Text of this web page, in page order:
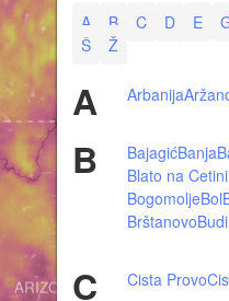
A B C D E
Š
Ž
A Arbanija
B BajagićBanja
Blato na Cetini
BogomoljeBol
Brštanovo
C Cista Provo
ARIZONA